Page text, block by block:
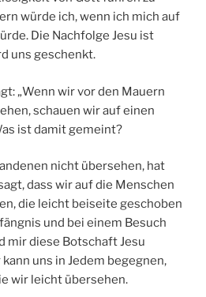
würde ich, wenn ich mich auf
Die Nachfolge Jesu ist
uns geschenkt.
„Wenn wir vor den Mauern
schauen wir auf einen
ist damit gemeint?
nicht übersehen, hat
dass wir auf die Menschen
die leicht beiseite geschoben
und bei einem Besuch
mir diese Botschaft Jesu
uns in Jedem begegnen,
wir leicht übersehen.